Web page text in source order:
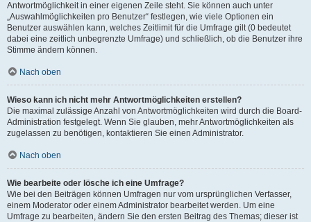
Antwortmöglichkeit in einer eigenen Zeile steht. Sie können auch unter
„Auswahlmöglichkeiten pro Benutzer“ festlegen, wie viele Optionen ein
Benutzer auswählen kann, welches Zeitlimit für die Umfrage gilt (0 bedeutet
dabei eine zeitlich unbegrenzte Umfrage) und schließlich, ob die Benutzer ihre
Stimme ändern können.
Nach oben
Wieso kann ich nicht mehr Antwortmöglichkeiten erstellen?
Die maximal zulässige Anzahl von Antwortmöglichkeiten wird durch die Board-
Administration festgelegt. Wenn Sie glauben, mehr Antwortmöglichkeiten als
zugelassen zu benötigen, kontaktieren Sie einen Administrator.
Nach oben
Wie bearbeite oder lösche ich eine Umfrage?
Wie bei den Beiträgen können Umfragen nur vom ursprünglichen Verfasser,
einem Moderator oder einem Administrator bearbeitet werden. Um eine
Umfrage zu bearbeiten, ändern Sie den ersten Beitrag des Themas; dieser ist